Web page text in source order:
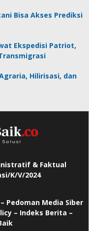
Bisa Akses Prediksi
Ekspedisi Patriot,
Hilirisasi, dan
& Faktual
K/V/2024
Pedoman Media Siber
– Indeks Berita –